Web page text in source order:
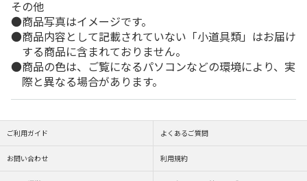
その他
商品写真はイメージです。
商品内容として記載されていない「小道具類」はお届け
する商品に含まれておりません。
商品の色は、ご覧になるパソコンなどの環境により、実
際と異なる場合があります。
ご利用ガイド よくあるご質問
お問い合わせ 利用規約